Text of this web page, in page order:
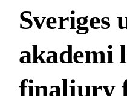
Sveriges
akademi
finaljury